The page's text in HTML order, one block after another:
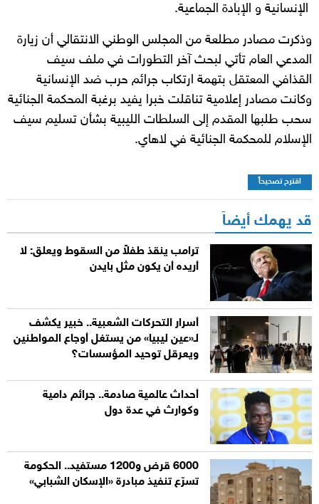
الإنسانية و الإبادة الجماعية.
وذكرت مصادر مطلعة من المجلس الوطني الانتقالي أن زيارة
المدعي العام تأتي لبحث آخر التطورات في ملف سيف
القذافي المعتقل بتهمة ارتكاب جرائم حرب ضد الإنسانية
وكانت مصادر إعلامية تناقلت خبرا يفيد برغبة المحكمة الجنائية
سحب طلبها المقدم إلى السلطات الليبية بشأن تسليم سيف
الإسلام للمحكمة الجنائية في لاهاي.
اقترح تصحيحاً
قد يهمك أيضاً
ترامب ينقذ طفلاً من السقوط ويعلق: لا
أريده أن يكون مثل بايدن
أسرار التحركات الشعبية.. خبير يكشف
لـ«عين ليبيا» من يستغل أوجاع المواطنين
ويعرقل توحيد المؤسسات؟
أحداث عالمية صادمة.. جرائم دامية
وكوارث في عدة دول
6000 قرض و1200 مستفيد.. الحكومة
تسرّع تنفيذ مبادرة «الإسكان الشبابي»